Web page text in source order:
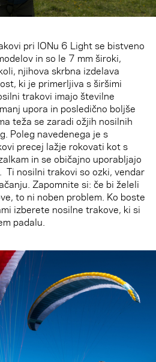
pri IONu 6 Light se bistveno
in so le 7 mm široki,
njihova skrbna izdelava
ki je primerljiva s širšimi
trakovi imajo številne
upora in posledično boljše
teža se zaradi ožjih nosilnih
Poleg navedenega je s
precej lažje rokovati kot s
in se običajno uporabljajo
Ti nosilni trakovi so ozki, vendar
Zapomnite si: če bi želeli
to ni noben problem. Ko boste
izberete nosilne trakove, ki si
padalu.